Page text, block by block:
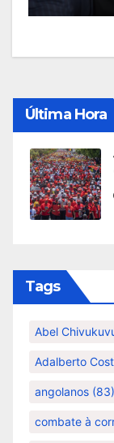
Última Hora
Tags
Abel
Adalberto
angolanos (83)
combate à